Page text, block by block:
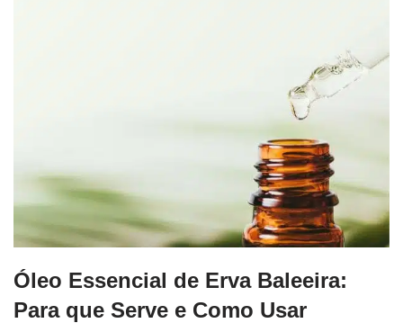
Óleo Essencial de Erva Baleeira:
Para que Serve e Como Usar